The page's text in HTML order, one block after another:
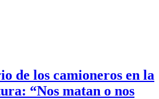
de los camioneros en la
“Nos matan o nos